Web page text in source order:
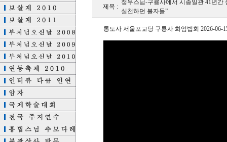
제목 :
정우스님-구룡사에서 시종일관 41년간
실천하던 불자들”
통도사 서울포교당 구룡사 화엄법회 2026-06-